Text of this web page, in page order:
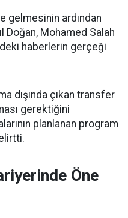
gelmesinin ardından
Doğan, Mohamed Salah
haberlerin gerçeği
dışında çıkan transfer
gerektiğini
planlanan program
Öne